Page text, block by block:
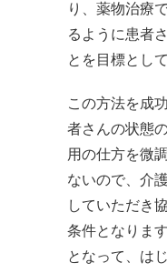
り、薬物治療
るように患者
とを目標とし
この方法を成
者さんの状態
用の仕方を微
ないので、介
していただき
条件となりま
となって、は